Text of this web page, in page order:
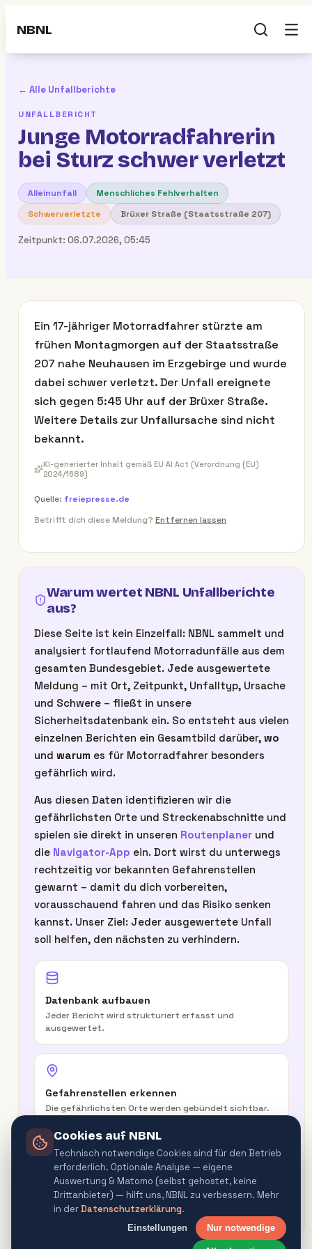
NBNL
← Alle Unfallberichte
UNFALLBERICHT
Junge Motorradfahrerin
bei Sturz schwer verletzt
Alleinunfall
Menschliches Fehlverhalten
Schwerverletzte
Brüxer Straße (Staatsstraße 207)
Zeitpunkt: 06.07.2026, 05:45
Ein 17-jähriger Motorradfahrer stürzte am
frühen Montagmorgen auf der Staatsstraße
207 nahe Neuhausen im Erzgebirge und wurde
dabei schwer verletzt. Der Unfall ereignete
sich gegen 5:45 Uhr auf der Brüxer Straße.
Weitere Details zur Unfallursache sind nicht
bekannt.
KI-generierter Inhalt gemäß EU AI Act (Verordnung (EU)
2024/1689)
Quelle: freiepresse.de
Betrifft dich diese Meldung? Entfernen lassen
Warum wertet NBNL Unfallberichte
aus?
Diese Seite ist kein Einzelfall: NBNL sammelt und
analysiert fortlaufend Motorradunfälle aus dem
gesamten Bundesgebiet. Jede ausgewertete
Meldung – mit Ort, Zeitpunkt, Unfalltyp, Ursache
und Schwere – fließt in unsere
Sicherheitsdatenbank ein. So entsteht aus vielen
einzelnen Berichten ein Gesamtbild darüber, wo
und warum es für Motorradfahrer besonders
gefährlich wird.
Aus diesen Daten identifizieren wir die
gefährlichsten Orte und Streckenabschnitte und
spielen sie direkt in unseren Routenplaner und
die Navigator-App ein. Dort wirst du unterwegs
rechtzeitig vor bekannten Gefahrenstellen
gewarnt – damit du dich vorbereiten,
vorausschauend fahren und das Risiko senken
kannst. Unser Ziel: Jeder ausgewertete Unfall
soll helfen, den nächsten zu verhindern.
Datenbank aufbauen
Jeder Bericht wird strukturiert erfasst und
ausgewertet.
Gefahrenstellen erkennen
Die gefährlichsten Orte werden gebündelt sichtbar.
In der Route warnen
Routenplaner & Navigator warnen vor
Gefahrenquellen.
Cookies auf NBNL
Technisch notwendige Cookies sind für den Betrieb
erforderlich. Optionale Analyse — eigene
Auswertung & Matomo (selbst gehostet, keine
Drittanbieter) — hilft uns, NBNL zu verbessern. Mehr
in derDatenschutzerklärung.
Einstellungen Nur notwendige